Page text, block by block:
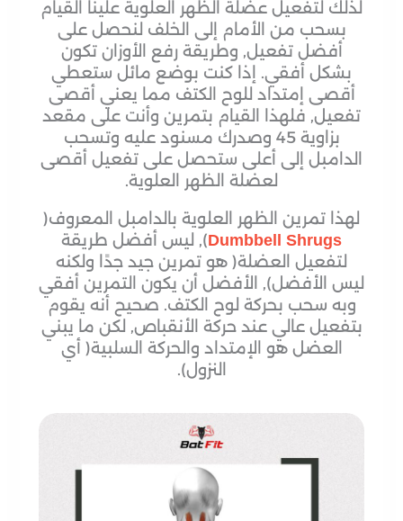
لذلك لتفعيل عضلة الظهر العلوية علينا القيام
بسحب من الأمام إلى الخلف لنحصل على
أفضل تفعيل, وطريقة رفع الأوزان تكون
بشكل أفقي. إذا كنت بوضع مائل ستعطي
أقصى إمتداد للوح الكتف مما يعني أقصى
تفعيل, فلهذا القيام بتمرين وأنت على مقعد
بزاوية 45 وصدرك مسنود عليه وتسحب
الدامبل إلى أعلى ستحصل على تفعيل أقصى
لعضلة الظهر العلوية.
لهذا تمرين الظهر العلوية بالدامبل المعروف(
Dumbbell Shrugs), ليس أفضل طريقة
لتفعيل العضلة( هو تمرين جيد جدًا ولكنه
ليس الأفضل), الأفضل أن يكون التمرين أفقي
وبه سحب بحركة لوح الكتف. صحيح أنه يقوم
بتفعيل عالي عند حركة الأنقباص, لكن ما يبني
العضل هو الإمتداد والحركة السلبية( أي
النزول).